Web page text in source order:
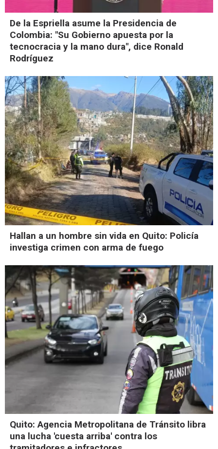
De la Espriella asume la Presidencia de
Colombia: "Su Gobierno apuesta por la
tecnocracia y la mano dura", dice Ronald
Rodríguez
Hallan a un hombre sin vida en Quito: Policía
investiga crimen con arma de fuego
Quito: Agencia Metropolitana de Tránsito libra
una lucha 'cuesta arriba' contra los